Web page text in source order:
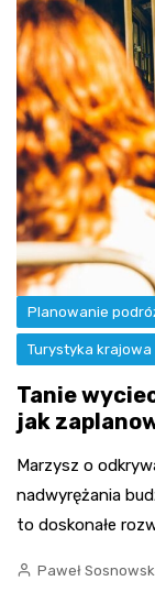
Planowanie
Turystyka krajowa
Tanie
jak
Marzysz o
nadwyrężania
to doskonałe
Paweł